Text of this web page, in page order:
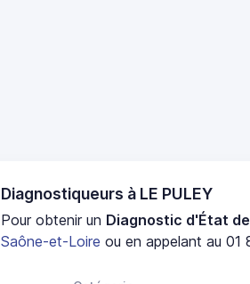
Diagnostiqueurs à LE PULEY
Pour obtenir un Diagnostic d'État
Saône-et-Loire ou en appelant au 01